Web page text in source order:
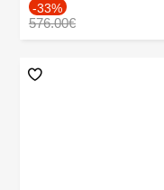
-33%
576.00€